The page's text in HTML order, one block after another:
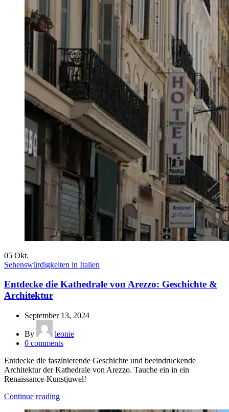
05 Okt.
Sehenswürdigkeiten in Italien
Entdecke die Kathedrale von Arezzo: Geschichte &
Architektur
September 13, 2024
By
leonie
0 comments
Entdecke die faszinierende Geschichte und beeindruckende
Architektur der Kathedrale von Arezzo. Tauche ein in ein
Renaissance-Kunstjuwel!
Continue reading